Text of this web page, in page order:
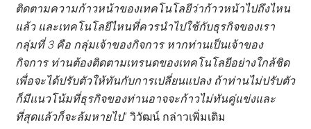
ติดตามความก้าวหน้าของเทคโนโลยีว่าก้าวหน้าไปถึงไหน
แล้ว และเทคโนโลยีไหนที่ควรนำไปใช้กับธุรกิจของเรา
กลุ่มที่ 3 คือ กลุ่มเจ้าของกิจการ หากท่านเป็นเจ้าของ
กิจการ ท่านต้องติดตามเทรนดของเทคโนโลยีอย่างใกล้ชิด
เพื่อจะได้ปรับตัวให้ทันกับการเปลี่ยนแปลง ถ้าท่านไม่ปรับตัว
ก็มีแนวโน้มที่ธุรกิจของท่านอาจจะก้าวไม่ทันคู่แข่งและ
ที่สุดแล้วก็จะล้มหายไป” วิวัฒน์ กล่าวเพิ่มเติม